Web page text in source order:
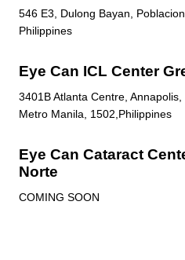
546 E3, Dulong Bayan,
Philippines
Eye Can ICL Center
3401B Atlanta Centre,
Metro Manila, 1502,Philippines
Eye Can Cataract
Norte
COMING SOON